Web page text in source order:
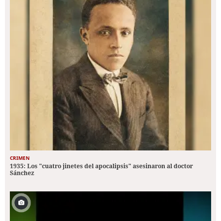
CRIMEN
1935: Los "cuatro jinetes del apocalipsis" asesinaron al doctor
Sánchez